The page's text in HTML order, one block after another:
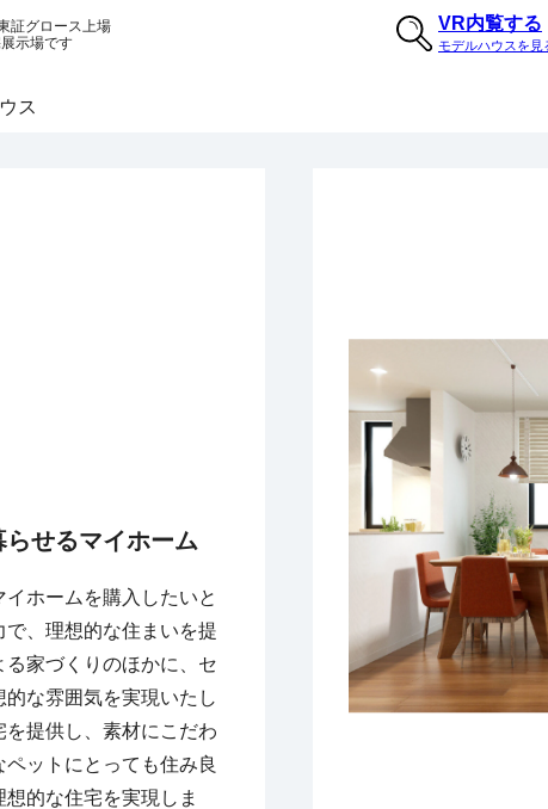
証グロース上場
示場です
VR内覧する
モデルハウスを見
ス
せるマイホーム
ホームを購入したいと
、理想的な住まいを提
家づくりのほかに、セ
な雰囲気を実現いたし
提供し、素材にこだわ
ットにとっても住み良
的な住宅を実現しま